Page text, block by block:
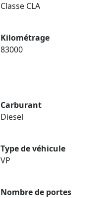
Classe CLA
Kilométrage
83000
Carburant
Diesel
Type de véhicule
VP
Nombre de portes